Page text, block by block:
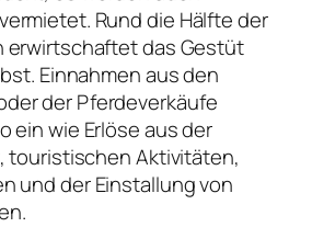
Rund die Hälfte der
erwirtschaftet das Gestüt
Einnahmen aus den
der Pferdeverkäufe
ein wie Erlöse aus der
touristischen Aktivitäten,
und der Einstallung von